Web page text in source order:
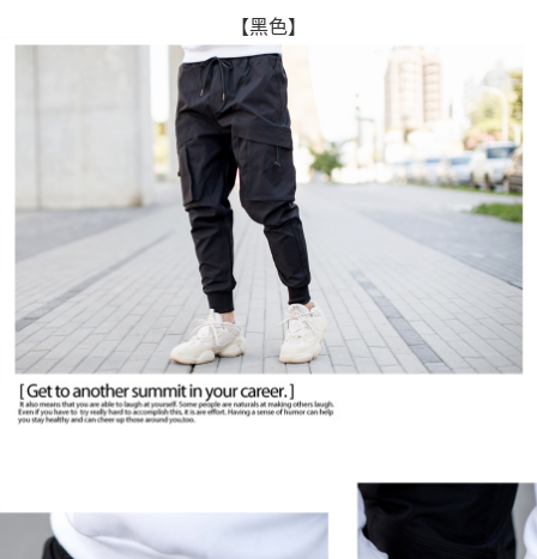
https://netprotections.freshdesk.com/support/home
１．透過由恩沛科技股份有限公司提供之「AFTEE先享後付」服務完成之交
易，需依本服務之必要範圍內提供個人資料，並將交易相關給付款項請求債
權轉讓予恩沛科技股份有限公司。
２．關於個人資料處理事宜，請瀏覽以下網址：
https://aftee.tw/terms/#terms3
３．未成年的使用者請事先徵得法定代理人或監護人之同意方可使用
「AFTEE先享後付」，若未經同意申辦者引起之損失，本公司不負相關責
４．使用「AFTEE先享後付」時，將依據個別帳號之用戶狀況，依本公司即
時審查核予不同之上限額度；若仍有額度不足之情形，本公司將視審查結果
請求用戶進行身份認證。
５．嚴禁一人註冊多個帳號或使用他人資訊註冊。若發現惡意使用之情形，
恩沛科技股份有限公司將有權停止該用戶之使用額度並採取法律行動。
每筆NT$80，滿NT$1,800(含以上)免運費
每筆NT$120，滿NT$3,000(含以上)免運費
【黑色】